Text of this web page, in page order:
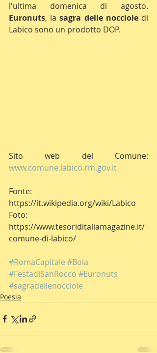
Euronuts, la sagra delle nocciole di
Labico sono un prodotto DOP.
www.comune.labico.rm.gov.it
Fonte:
https://it.wikipedia.org/wiki/Labico
Foto:
https://www.tesoriditaliamagazine.it/
comune-di-labico/
#RomaCapitale #Bola
#FestadiSanRocco #Euronuts
#sagradellenocciole
Poesia